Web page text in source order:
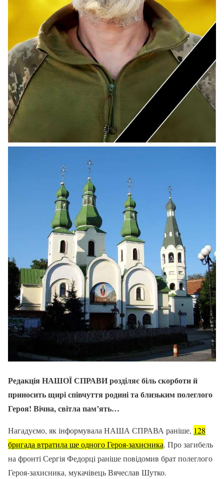
Редакція НАШОЇ СПРАВИ розділяє біль скорботи й
приносить щирі співчуття родині та близьким полеглого
Героя! Вічна, світла пам’ять…
Нагадуємо, як інформувала НАША СПРАВА раніше, 128
бригада втратила ще одного Героя-захисника. Про загибель
на фронті Сергія Федорці раніше повідомив брат полеглого
Героя-захисника, мукачівець Вячеслав Шутко.